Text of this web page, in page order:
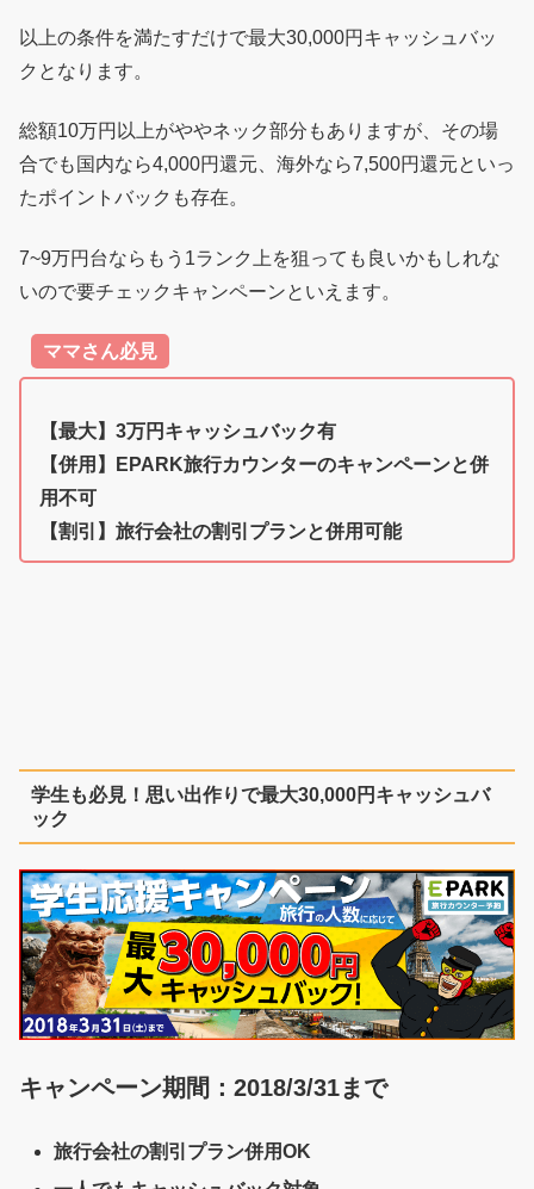
以上の条件を満たすだけで最大30,000円キャッシュバッ
クとなります。
総額10万円以上がややネック部分もありますが、その場
合でも国内なら4,000円還元、海外なら7,500円還元といっ
たポイントバックも存在。
7~9万円台ならもう1ランク上を狙っても良いかもしれな
いので要チェックキャンペーンといえます。
ママさん必見
【最大】3万円キャッシュバック有
【併用】EPARK旅行カウンターのキャンペーンと併
用不可
【割引】旅行会社の割引プランと併用可能
学生も必見！思い出作りで最大30,000円キャッシュバ
ック
キャンペーン期間：2018/3/31まで
旅行会社の割引プラン併用OK